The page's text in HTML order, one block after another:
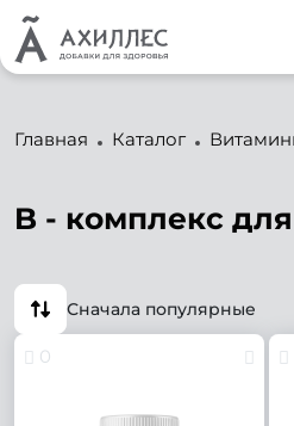
Главная Каталог
B - комплекс
Сначала популярные
0